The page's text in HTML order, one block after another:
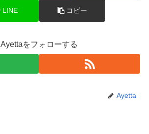
LINE コピー
Ayettaをフォローする
Ayetta